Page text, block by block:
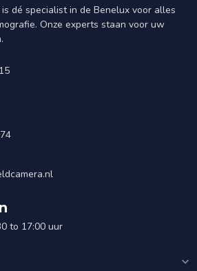
dé specialist in de Benelux voor alles
Onze experts staan voor uw
to 17:00 uur